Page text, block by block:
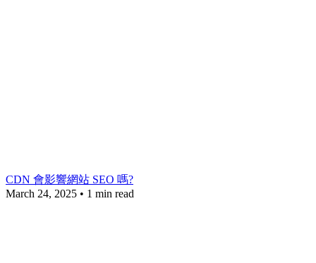
CDN 會影響網站 SEO 嗎?
March 24, 2025 • 1 min read